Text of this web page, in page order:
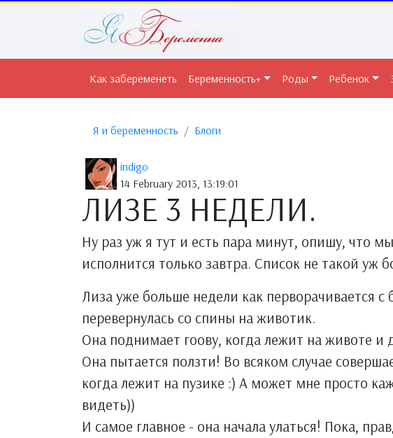
Как забеременеть Беременность+ Роды Ребенок
Я и беременность Блоги
indigo
14 February 2013, 13:19:01
ЛИЗЕ 3 НЕДЕЛИ.
Ну раз уж я тут и есть пара минут, опишу, что
исполнится только завтра. Список не такой уж
Лиза уже больше недели как перворачивается с
перевернулась со спины на животик.
Она поднимает гоову, когда лежит на животе и
Она пытается ползти! Во всяком случае
когда лежит на пузике :) А может мне просто
видеть))
И самое главное - она начала улаться! Пока,